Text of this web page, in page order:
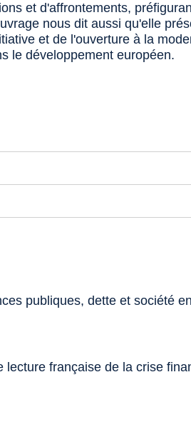
et d'affrontements,
nous dit aussi qu'elle
et de l'ouverture à la
le développement européen.
publiques, dette et société
lecture française de la crise